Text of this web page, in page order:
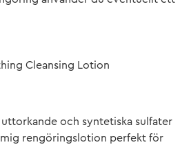
Cleansing Lotion
och syntetiska sulfater
rengöringslotion perfekt för